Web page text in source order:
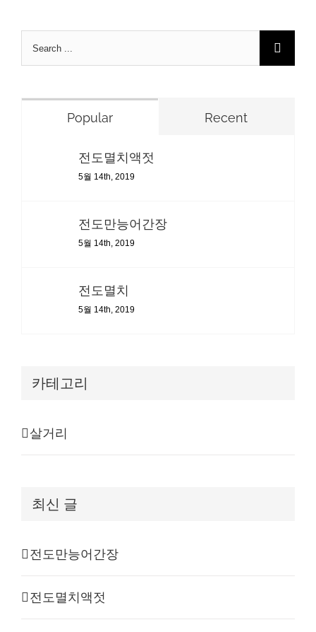
Search
Popular Recent
전도멸치액젓
5월 14th, 2019
전도만능어간장
5월 14th, 2019
전도멸치
5월 14th, 2019
카테고리
살거리
최신 글
전도만능어간장
전도멸치액젓